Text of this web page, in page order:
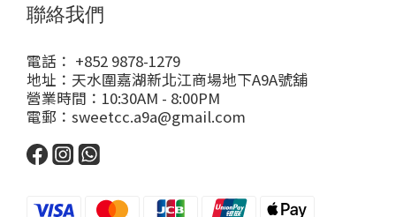
聯絡我們
電話： +852 9878-1279
地址：天水圍嘉湖新北江商場地下A9A號舖
營業時間：10:30AM - 8:00PM
電郵：sweetcc.a9a@gmail.com